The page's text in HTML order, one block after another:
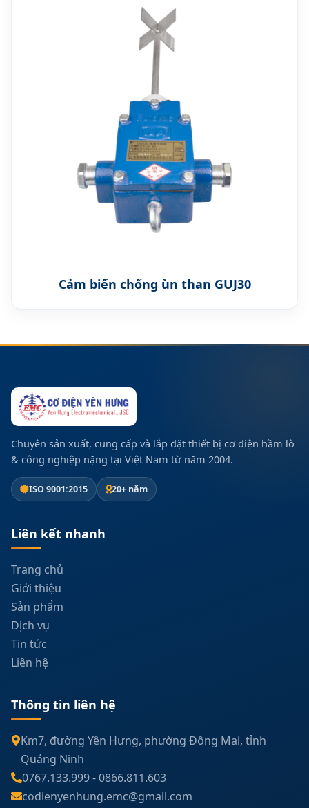
Cảm biến chống ùn than GUJ30
Chuyên sản xuất, cung cấp và lắp đặt thiết bị cơ điện hầm lò
& công nghiệp nặng tại Việt Nam từ năm 2004.
ISO 9001:2015 20+ năm
Liên kết nhanh
Trang chủ
Giới thiệu
Sản phẩm
Dịch vụ
Tin tức
Liên hệ
Thông tin liên hệ
Km7, đường Yên Hưng, phường Đông Mai, tỉnh
Quảng Ninh
0767.133.999-0866.811.603
codienyenhung.emc@gmail.com